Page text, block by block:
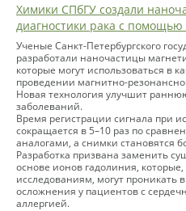
Химики СПбГУ создали
диагностики рака с
Ученые Санкт-Петербургского
разработали наночастицы
которые могут использоваться в
проведении магнитно-
Новая технология улучшит
заболеваний.
Время регистрации сигнала при
сокращается в 5–10 раз по
аналогами, а снимки становятся
Разработка призвана заменить
основе ионов гадолиния,
исследованиям, могут проникать
осложнения у пациентов с
аллергией.